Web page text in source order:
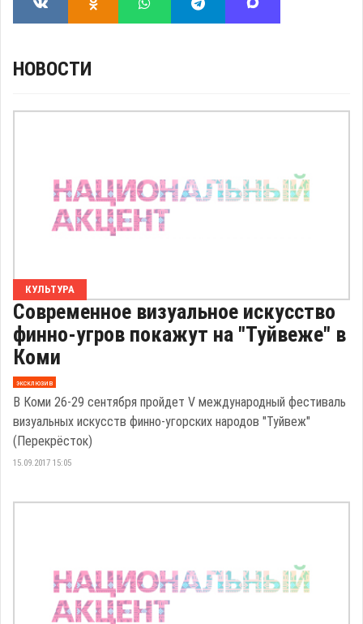
НОВОСТИ
КУЛЬТУРА
Современное визуальное искусство
финно-угров покажут на "Туйвеже" в
Коми
эксклюзив
В Коми 26-29 сентября пройдет V международный фестиваль
визуальных искусств финно-угорских народов "Туйвеж"
(Перекрёсток)
15.09.2017 15:05